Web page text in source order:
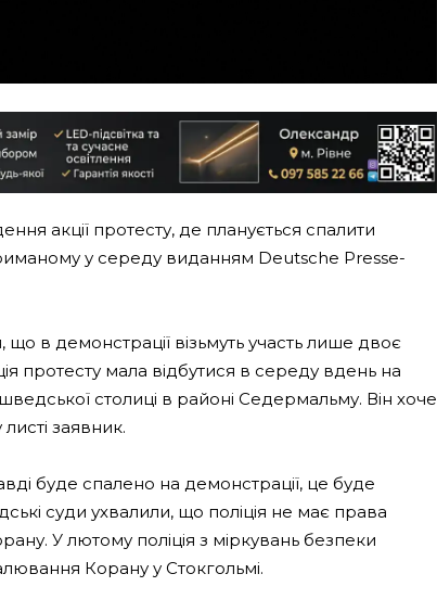
акції протесту, де планується спалити
у середу виданням Deutsche Presse-
що в демонстрації візьмуть участь лише двоє
протесту мала відбутися в середу вдень на
столиці в районі Седермальму. Він хоче
заявник.
буде спалено на демонстрації, це буде
суди ухвалили, що поліція не має права
У лютому поліція з міркувань безпеки
Корану у Стокгольмі.